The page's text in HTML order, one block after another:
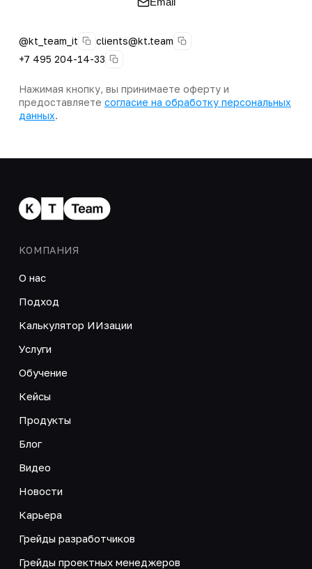
@kt_team_it
clients@kt.team
+7 495 204-14-33
Нажимая кнопку, вы принимаете оферту и
предоставляете согласие на обработку персональных
данных.
КОМПАНИЯ
О нас
Подход
Калькулятор ИИзации
Услуги
Обучение
Кейсы
Продукты
Блог
Видео
Новости
Карьера
Грейды разработчиков
Грейды проектных менеджеров